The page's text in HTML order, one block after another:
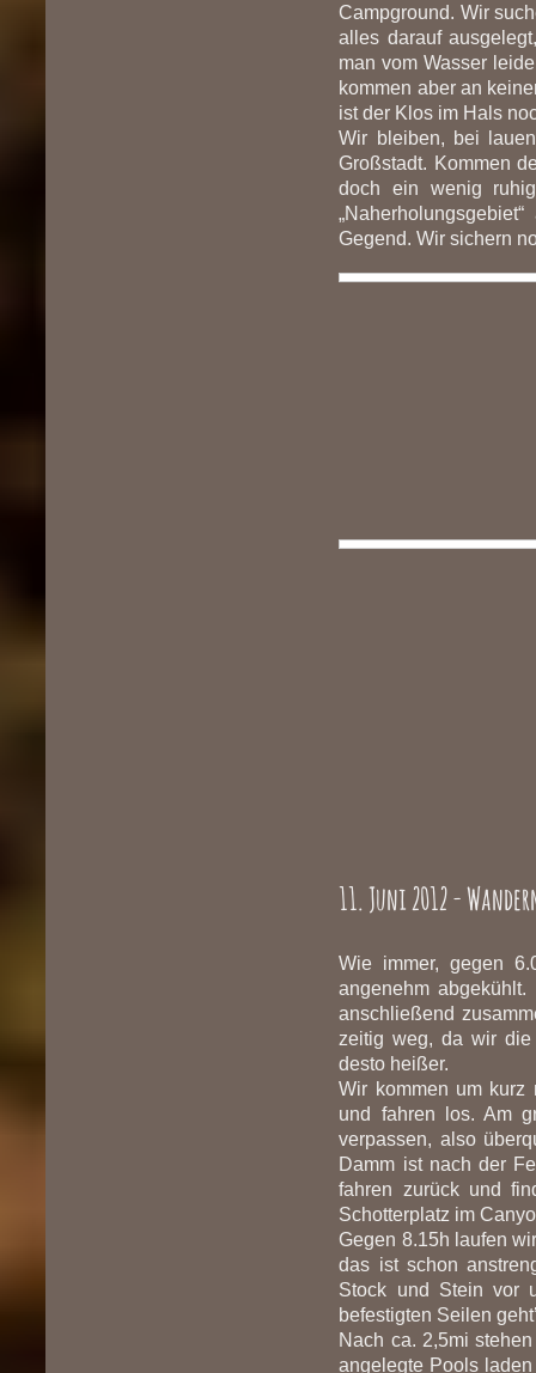
Campground. Wir
alles darauf
man vom Wasser
kommen aber an
ist der Klos im Hals
Wir bleiben, bei
Großstadt. Kommen
doch ein wenig
Gegend. Wir sichern
11. Juni 2012 -
Wie immer, gegen
angenehm
anschließend
zeitig weg, da wir die
desto heißer.
Wir kommen um kurz
und fahren los. Am
verpassen, also
Damm ist nach der
fahren zurück und
Schotterplatz im
Gegen 8.15h laufen
das ist schon
Stock und Stein vor
befestigten Seilen
Nach ca. 2,5mi
angelegte Pools